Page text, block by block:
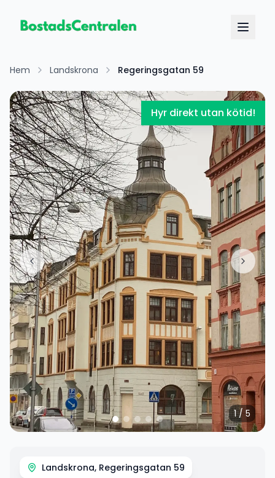
Hem Landskrona Regeringsgatan 59
Hyr direkt utan kötid!
1/ 5
Landskrona, Regeringsgatan 59